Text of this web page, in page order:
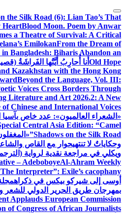
التجاوز
إلى
المحتوى
the Silk Road (6): Lian Tao’s That
HeartBlood Moon. Poem by Anwar
a Theatre of Survival: A Critical
EmilokanFrom the Dream of
Bangladesh: Biharis Abandon an
Old Hope أَنا أُحارِبُ أَيَّتُها الفَراشَةُ
Kazakhstan with the Hong Kong
Beyond the Language, Vol. III:
Voices Cross Borders Through
Literature and Art 2026.2: A New
Chinese and International Voices
«الشعراء العالميون»: عدد خاص
Central Asia Edition: “Camel
Shadows on the Silk Road”
وحكاياتٌ لا تنتهيحوار مع القاص
ويكلي في مراجعة نقدية لرواية
– AdeboboyeAl-Ahram Weekly
Interpreter”: Exile’s cacophany
أوسى إلى شيركو بيكس في ذكراه
بمهرجان طريق الحرير الدولي للشعر
Applauds European Commission
of Congress of African Journalists